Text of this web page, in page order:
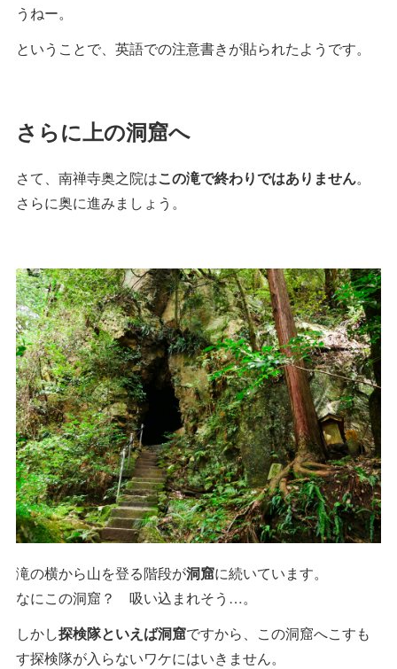
うねー。
ということで、英語での注意書きが貼られたようです。
さらに上の洞窟へ
さて、南禅寺奥之院はこの滝で終わりではありません。
さらに奥に進みましょう。
滝の横から山を登る階段が洞窟に続いています。
なにこの洞窟？ 吸い込まれそう…。
しかし探検隊といえば洞窟ですから、この洞窟へこすも
す探検隊が入らないワケにはいきません。